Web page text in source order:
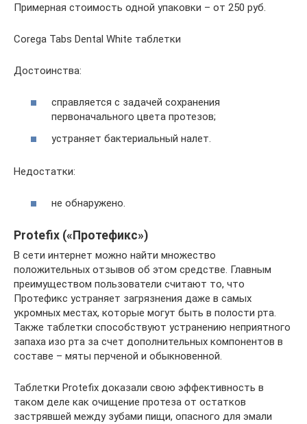
Примерная стоимость одной упаковки – от 250 руб.
Corega Tabs Dental White таблетки
Достоинства:
справляется с задачей сохранения
первоначального цвета протезов;
устраняет бактериальный налет.
Недостатки:
не обнаружено.
Protefix («Протефикс»)
В сети интернет можно найти множество
положительных отзывов об этом средстве. Главным
преимуществом пользователи считают то, что
Протефикс устраняет загрязнения даже в самых
укромных местах, которые могут быть в полости рта.
Также таблетки способствуют устранению неприятного
запаха изо рта за счет дополнительных компонентов в
составе – мяты перченой и обыкновенной.
Таблетки Protefix доказали свою эффективность в
таком деле как очищение протеза от остатков
застрявшей между зубами пищи, опасного для эмали